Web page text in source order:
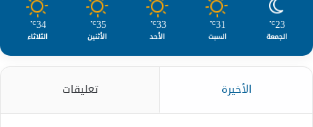
23
℃
الجمعة
31
℃
السبت
33
℃
الأحد
35
℃
الأثنين
34
℃
الثلاثاء
الأخيرة تعليقات